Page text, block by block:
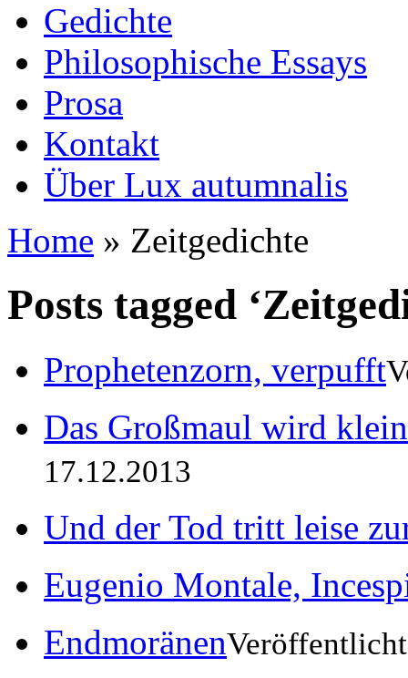
Gedichte
Philosophische Essays
Prosa
Kontakt
Über Lux autumnalis
Home » Zeitgedichte
Posts tagged
Prophetenzorn, verpufft
Das Großmaul wird
17.12.2013
Und der Tod tritt leise
Eugenio Montale,
Endmoränen